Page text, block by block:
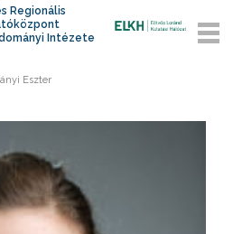
Regionális
Intézete
Eszter